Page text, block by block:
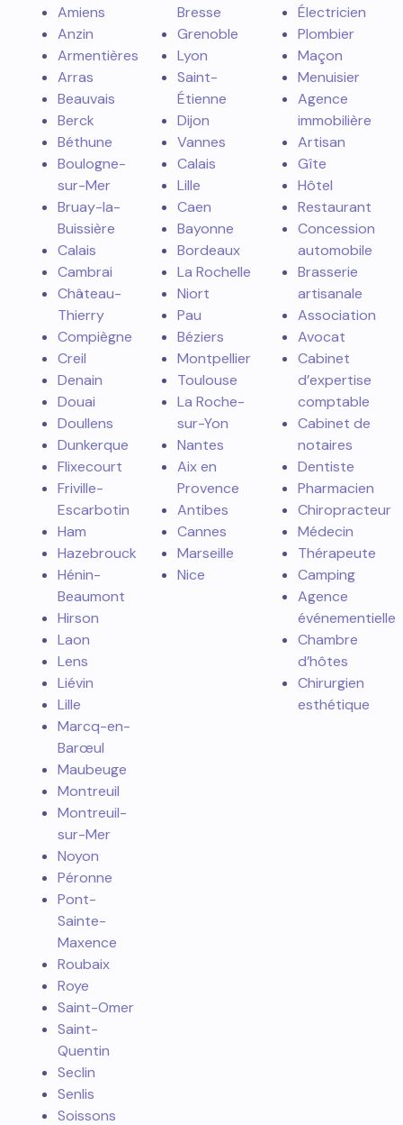
Amiens
Anzin
Armentières
Arras
Beauvais
Berck
Béthune
Boulogne-
sur-Mer
Bruay-la-
Buissière
Calais
Cambrai
Château-
Thierry
Compiègne
Creil
Denain
Douai
Doullens
Dunkerque
Flixecourt
Friville-
Escarbotin
Ham
Hazebrouck
Hénin-
Beaumont
Hirson
Laon
Lens
Liévin
Lille
Marcq-en-
Barœul
Maubeuge
Montreuil
Montreuil-
sur-Mer
Noyon
Péronne
Pont-
Sainte-
Maxence
Roubaix
Roye
Saint-Omer
Saint-
Quentin
Seclin
Senlis
Soissons
Bresse
Grenoble
Lyon
Saint-
Étienne
Dijon
Vannes
Calais
Lille
Caen
Bayonne
Bordeaux
La Rochelle
Niort
Pau
Béziers
Montpellier
Toulouse
La Roche-
sur-Yon
Nantes
Aix en
Provence
Antibes
Cannes
Marseille
Nice
Électricien
Plombier
Maçon
Menuisier
Agence
immobilière
Artisan
Gîte
Hôtel
Restaurant
Concession
automobile
Brasserie
artisanale
Association
Avocat
Cabinet
d’expertise
comptable
Cabinet de
notaires
Dentiste
Pharmacien
Chiropracteur
Médecin
Thérapeute
Camping
Agence
événementielle
Chambre
d’hôtes
Chirurgien
esthétique